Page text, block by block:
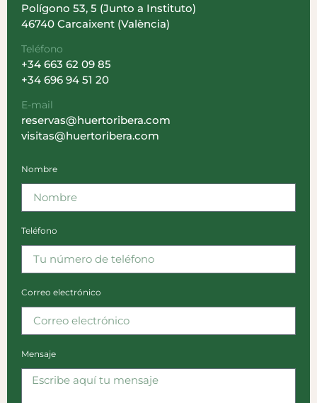
Polígono 53, 5 (Junto a Instituto)
46740 Carcaixent (València)
Teléfono
+34 663 62 09 85
+34 696 94 51 20
E-mail
reservas@huertoribera.com
visitas@huertoribera.com
Nombre
Teléfono
Correo electrónico
Mensaje